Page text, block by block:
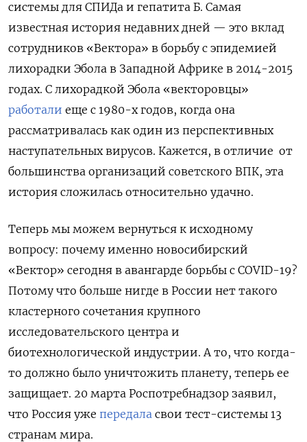
системы для СПИДа и гепатита Б. Самая
известная история недавних дней — это вклад
сотрудников «Вектора» в борьбу с эпидемией
лихорадки Эбола в Западной Африке в 2014-2015
годах. С лихорадкой Эбола «векторовцы»
работали еще с 1980-х годов, когда она
рассматривалась как один из перспективных
наступательных вирусов. Кажется, в отличие от
большинства организаций советского ВПК, эта
история сложилась относительно удачно.
Теперь мы можем вернуться к исходному
вопросу: почему именно новосибирский
«Вектор» сегодня в авангарде борьбы с COVID-19?
Потому что больше нигде в России нет такого
кластерного сочетания крупного
исследовательского центра и
биотехнологической индустрии. А то, что когда-
то должно было уничтожить планету, теперь ее
защищает. 20 марта Роспотребнадзор заявил,
что Россия уже передала свои тест-системы 13
странам мира.